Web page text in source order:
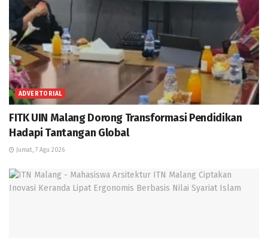
ADVERTORIAL
FITK UIN Malang Dorong Transformasi Pendidikan
Hadapi Tantangan Global
Jumat, 7 Agu 2026